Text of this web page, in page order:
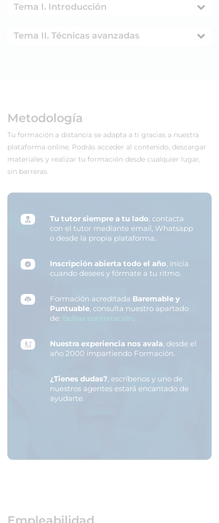
Tema I. Introducción
Tema II. Técnicas avanzadas
Metodología
Tu formación a distancia se adapta a ti gracias a nuestra
plataforma online. Podrás acceder al contenido, descargar
materiales y realizar tu formación desde cualquier lugar,
sin barreras.
Tu tutor siempre a tu lado, contacta
con el tutor mediante email, Whatsapp
o desde la propia plataforma.
Inscripción abierta todo el año, inicia
cuando desees y fórmate a tu ritmo.
Formación acreditada Baremable y
Puntuable, consulta nuestro apartado
de: Bolsas contratación.
Nuestra experiencia nos avala, desde el
año 2000 impartiendo Formación.
¿Tienes dudas?, escríbenos y uno de
nuestros agentes estará encantado de
ayudarte.